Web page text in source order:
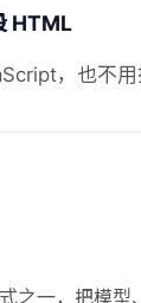
HTML
，也不用
之一，把模